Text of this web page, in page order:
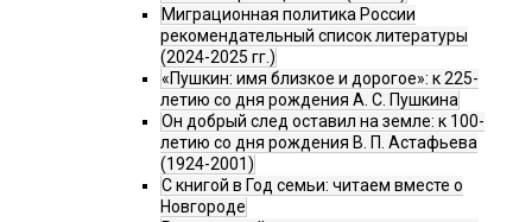
Миграционная политика России
рекомендательный список литературы
(2024-2025 гг.)
«Пушкин: имя близкое и дорогое»: к 225-
летию со дня рождения А. С. Пушкина
Он добрый след оставил на земле: к 100-
летию со дня рождения В. П. Астафьева
(1924-2001)
С книгой в Год семьи: читаем вместе о
Новгороде